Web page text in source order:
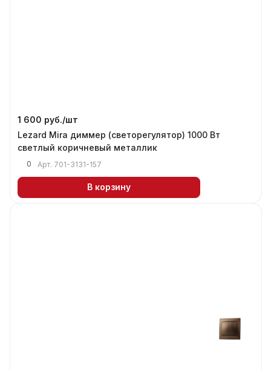
1 600 руб./шт
Lezard Mira диммер (светорегулятор) 1000 Вт
светлый коричневый металлик
0 Арт. 701-3131-157
В корзину